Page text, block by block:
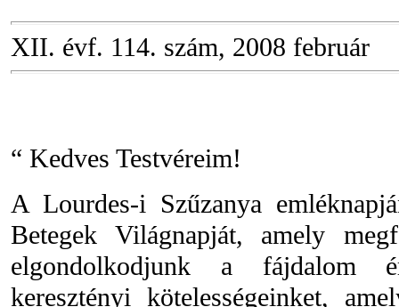
XII. évf. 114. szám, 2008 február
“ Kedves Testvéreim!
A Lourdes-i Szűzanya
Betegek Világnapját, amely
elgondolkodjunk a fájdalom
keresztényi kötelességeinket,